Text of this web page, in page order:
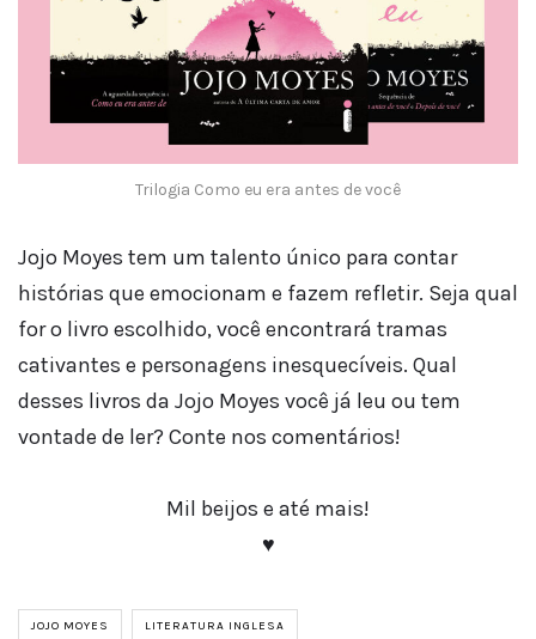
Trilogia Como eu era antes de você
Jojo Moyes tem um talento único para contar
histórias que emocionam e fazem refletir. Seja qual
for o livro escolhido, você encontrará tramas
cativantes e personagens inesquecíveis. Qual
desses livros da Jojo Moyes você já leu ou tem
vontade de ler? Conte nos comentários!
Mil beijos e até mais!
♥
JOJO MOYES LITERATURA INGLESA